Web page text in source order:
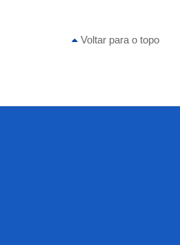
Voltar para o topo